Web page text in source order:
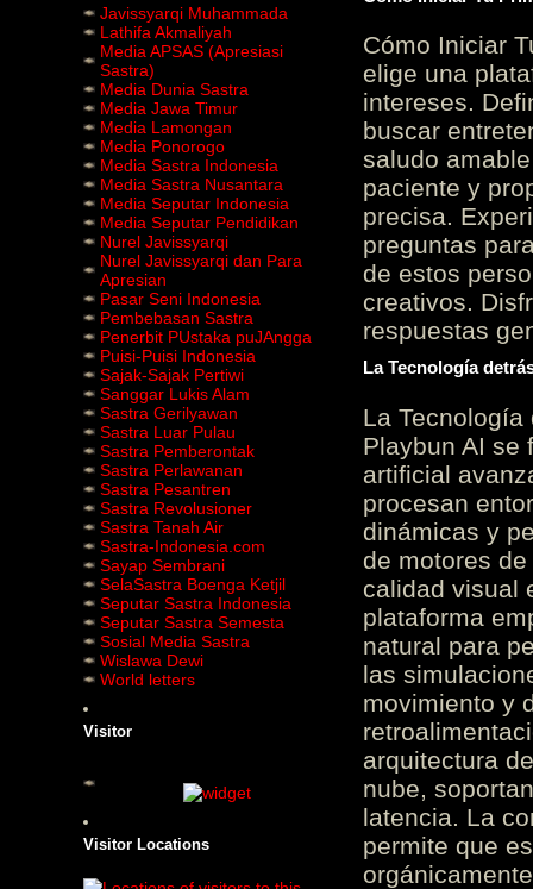
Javissyarqi Muhammada
Lathifa Akmaliyah
Media APSAS (Apresiasi
Sastra)
Media Dunia Sastra
Media Jawa Timur
Media Lamongan
Media Ponorogo
Media Sastra Indonesia
Media Sastra Nusantara
Media Seputar Indonesia
Media Seputar Pendidikan
Nurel Javissyarqi
Nurel Javissyarqi dan Para
Apresian
Pasar Seni Indonesia
Pembebasan Sastra
Penerbit PUstaka puJAngga
Puisi-Puisi Indonesia
Sajak-Sajak Pertiwi
Sanggar Lukis Alam
Sastra Gerilyawan
Sastra Luar Pulau
Sastra Pemberontak
Sastra Perlawanan
Sastra Pesantren
Sastra Revolusioner
Sastra Tanah Air
Sastra-Indonesia.com
Sayap Sembrani
SelaSastra Boenga Ketjil
Seputar Sastra Indonesia
Seputar Sastra Semesta
Sosial Media Sastra
Wislawa Dewi
World letters
Visitor
Visitor Locations
Cómo Iniciar
elige una
intereses.
buscar
saludo
paciente y
precisa.
preguntas
de estos
creativos.
respuestas
La Tecnología
La
Playbun AI se
artificial
procesan
dinámicas y
de motores
calidad visual
plataforma
natural para
las
movimiento y
arquitectura
nube,
latencia. La
permite que